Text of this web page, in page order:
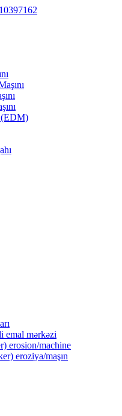
(EDM)
emal mərkəzi
erosion/machine
eroziya/maşın